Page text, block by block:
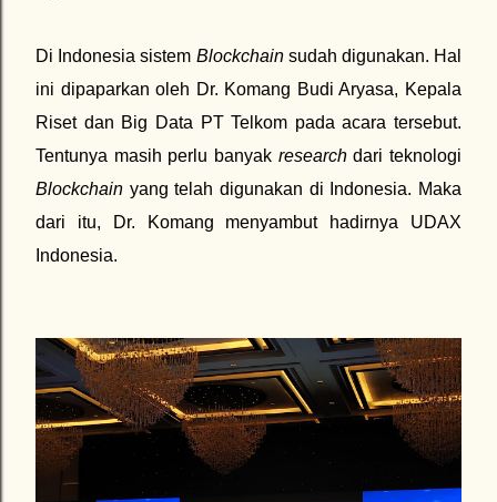
Di Indonesia sistem Blockchainsudah digunakan. Hal
ini dipaparkan oleh Dr. Komang Budi Aryasa, Kepala
Riset dan Big Data PT Telkom pada acara tersebut.
Tentunya masih perlu banyak researchdari teknologi
Blockchain yang telah digunakan di Indonesia. Maka
dari itu, Dr. Komang menyambut hadirnya UDAX
Indonesia.